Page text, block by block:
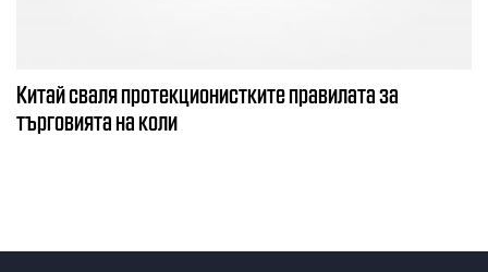
Китай сваля протекционистките правилата за
търговията на коли